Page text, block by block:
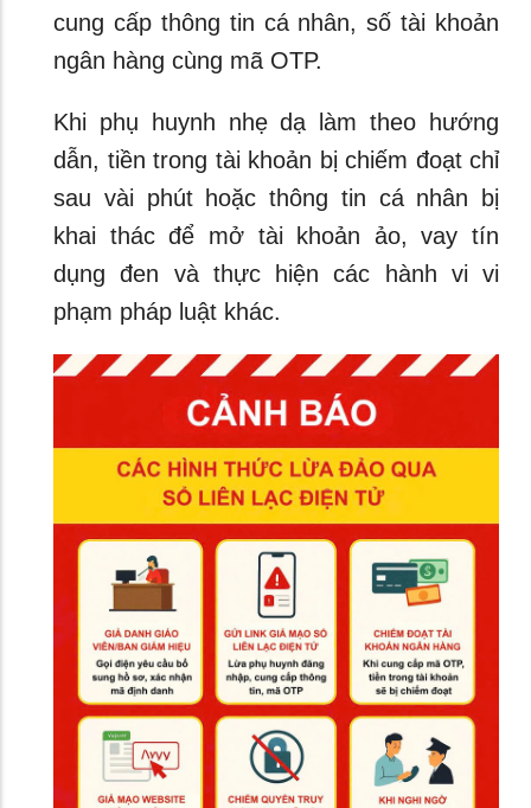
cung cấp thông tin cá nhân, số tài khoản
ngân hàng cùng mã OTP.
Khi phụ huynh nhẹ dạ làm theo hướng
dẫn, tiền trong tài khoản bị chiếm đoạt chỉ
sau vài phút hoặc thông tin cá nhân bị
khai thác để mở tài khoản ảo, vay tín
dụng đen và thực hiện các hành vi vi
phạm pháp luật khác.